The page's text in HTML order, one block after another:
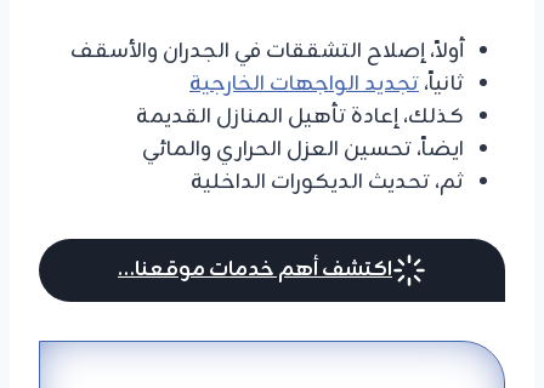
أولاً، إصلاح التشققات في الجدران والأسقف
ثانياً،تجديد الواجهات الخارجية
كذلك، إعادة تأهيل المنازل القديمة
ايضاً، تحسين العزل الحراري والمائي
ثم، تحديث الديكورات الداخلية
اكتشف أهم خدمات موقعنا…